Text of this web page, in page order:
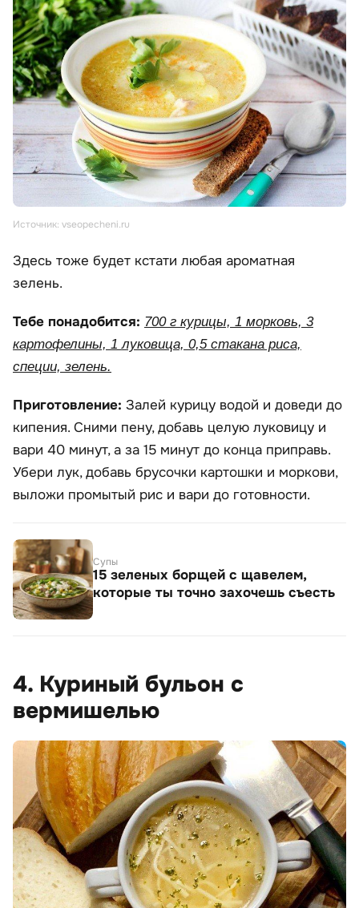
Источник: vseopecheni.ru
Здесь тоже будет кстати любая ароматная
зелень.
Тебе понадобится: 700 г курицы, 1 морковь, 3
картофелины, 1 луковица, 0,5 стакана риса,
специи, зелень.
Приготовление: Залей курицу водой и доведи до
кипения. Сними пену, добавь целую луковицу и
вари 40 минут, а за 15 минут до конца приправь.
Убери лук, добавь брусочки картошки и моркови,
выложи промытый рис и вари до готовности.
Супы
15 зеленых борщей с щавелем,
которые ты точно захочешь съесть
4. Куриный бульон с
вермишелью